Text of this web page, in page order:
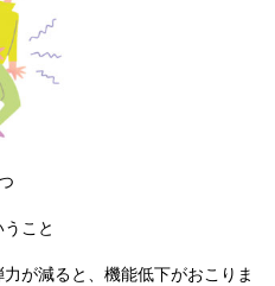
こと
が減ると、機能低下がおこりま